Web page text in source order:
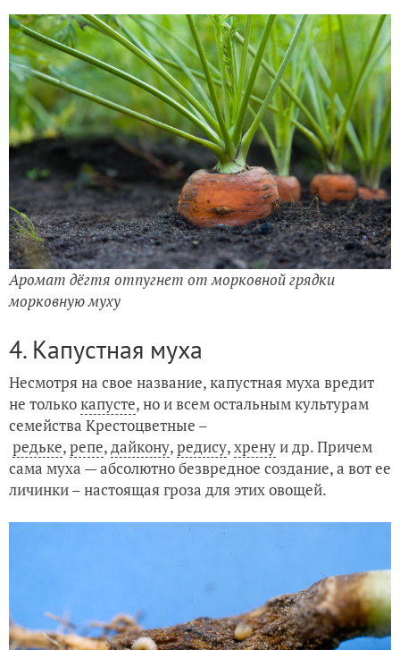
Аромат дёгтя отпугнет от морковной грядки
морковную муху
4. Капустная муха
Несмотря на свое название, капустная муха вредит
не толькокапусте, но и всем остальным культурам
семейства Крестоцветные –
редьке,репе,дайкону,редису,хренуи др. Причем
сама муха — абсолютно безвредное создание, а вот ее
личинки – настоящая гроза для этих овощей.